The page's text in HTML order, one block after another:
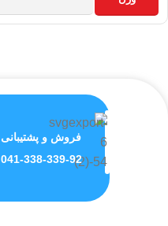
فروش و پشتیبانی
041-338-339-92